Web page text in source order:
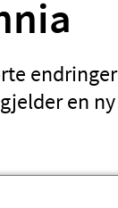
endringer
en ny